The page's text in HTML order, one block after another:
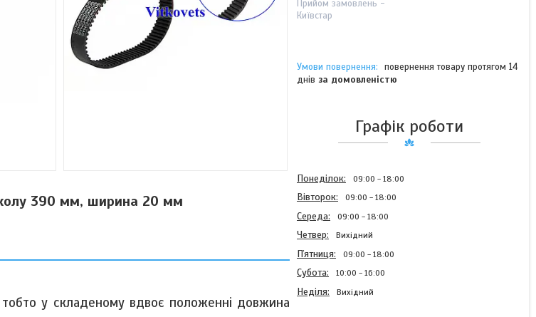
390 мм, ширина 20 мм
у складеному вдвоє положенні довжина
Прийом замовлень -
Київстар
повернення товару протягом 14
днів за домовленістю
Графік роботи
Понеділок 09:00 18:00
Вівторок 09:00 18:00
Середа 09:00 18:00
Четвер Вихідний
Пʼятниця 09:00 18:00
Субота 10:00 16:00
Неділя Вихідний